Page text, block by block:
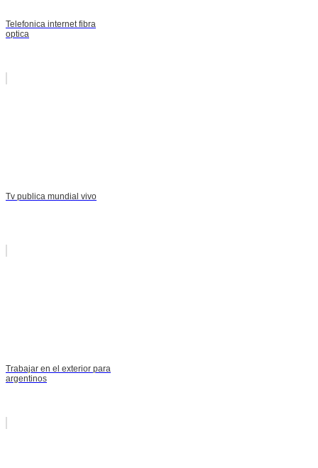
Telefonica internet fibra
optica
Tv publica mundial vivo
Trabajar en el exterior para
argentinos